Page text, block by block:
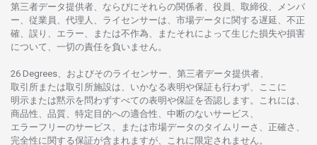
第三者データ提供者、ならびにそれらの関係者、役員、取締役、メンバ
ー、従業員、代理人、ライセンサーは、 市場データに関する遅延、不正
確、誤り、エラー、
または不作為、 またそれに よって生じた損失や損害
について、 一切の責任を負いません。
26 Degrees、 およびそのライセンサー、 第三者データ提供者、
取引所または取引所施設は、いかなる表明や保証も行わず、
ここに
明示または黙示を問わずすべての表明や保証を否認し ます。
これには、
商品性、品質、 特定目的への適合性、 中断のないサービス、
エラーフリーのサービス、 または市場データのタイムリーさ、正確さ、
完全性に関する保証が含まれますが、これに限定さ れません。